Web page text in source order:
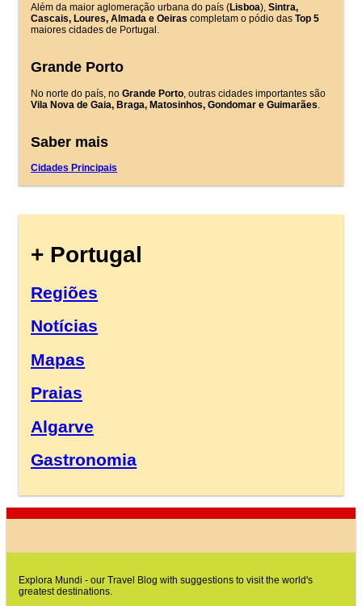
Além da maior aglomeração urbana do país (Lisboa), Sintra,
Cascais, Loures, Almada e Oeiras completam o pódio das Top 5
maiores cidades de Portugal.
Grande Porto
No norte do país, no Grande Porto , outras cidades importantes são
Vila Nova de Gaia, Braga, Matosinhos, Gondomar e Guimarães
Saber mais
Cidades Principais
+ Portugal
Regiões
Notícias
Mapas
Praias
Algarve
Gastronomia
Explora Mundi - our Travel Blog with suggestions to visit the world's
greatest destinations.